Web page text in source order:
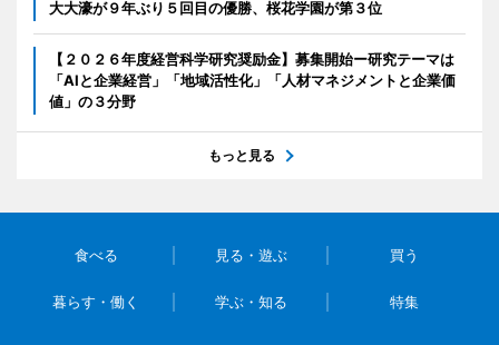
大大濠が９年ぶり５回目の優勝、桜花学園が第３位
【２０２６年度経営科学研究奨励金】募集開始ー研究テーマは
「AIと企業経営」「地域活性化」「人材マネジメントと企業価
値」の３分野
もっと見る
食べる 見る・遊ぶ 買う
暮らす・働く 学ぶ・知る 特集